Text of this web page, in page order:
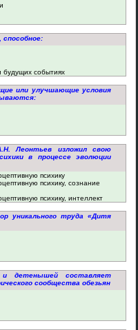
событиях
или улучшающие условия
Леонтьев изложил свою
в процессе эволюции
психику
психику, сознание
психику, интеллект
уникального труда «Дитя
детенышей составляет
сообщества обезьян